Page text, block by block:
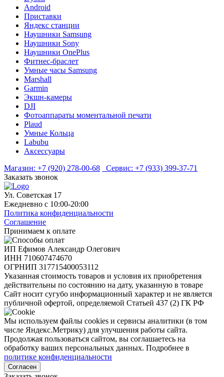
Android
Приставки
Яндекс станции
Наушники Samsung
Наушники Sony
Наушники OnePlus
Фитнес-браслет
Умные часы Samsung
Marshall
Garmin
Экшн-камеры
DJI
Фотоаппараты моментальной печати
Plaud
Умные Кольца
Labubu
Аксессуары
Магазин: +7 (920) 278-00-68 Сервис: +7 (933) 399-37-71
Заказать звонок
Ул. Советская 17
Ежедневно с 10:00-20:00
Политика конфиденциальности
Соглашение
Принимаем к оплате
ИП Ефимов Александр Олегович
ИНН 710607474670
ОГРНИП 317715400053112
Указанная стоимость товаров и условия их приобретения
действительны по состоянию на дату, указанную в товаре
Сайт носит сугубо информационный характер и не является
публичной офертой, определяемой Статьей 437 (2) ГК РФ
Мы используем файлы cookies и сервисы аналитики (в том
числе Яндекс.Метрику) для улучшения работы сайта.
Продолжая пользоваться сайтом, вы соглашаетесь на
обработку ваших персональных данных. Подробнее в
политике конфиденциальности
Согласен